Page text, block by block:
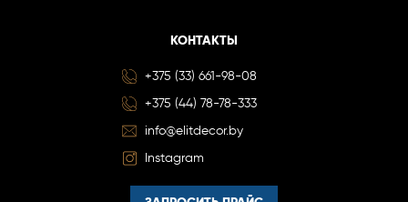
КОНТАКТЫ
+375 (33) 661-98-08
+375 (44) 78-78-333
info@elitdecor.by
Instagram